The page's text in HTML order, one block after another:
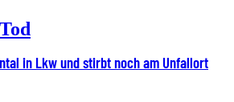
in Lkw und stirbt noch am Unfallort